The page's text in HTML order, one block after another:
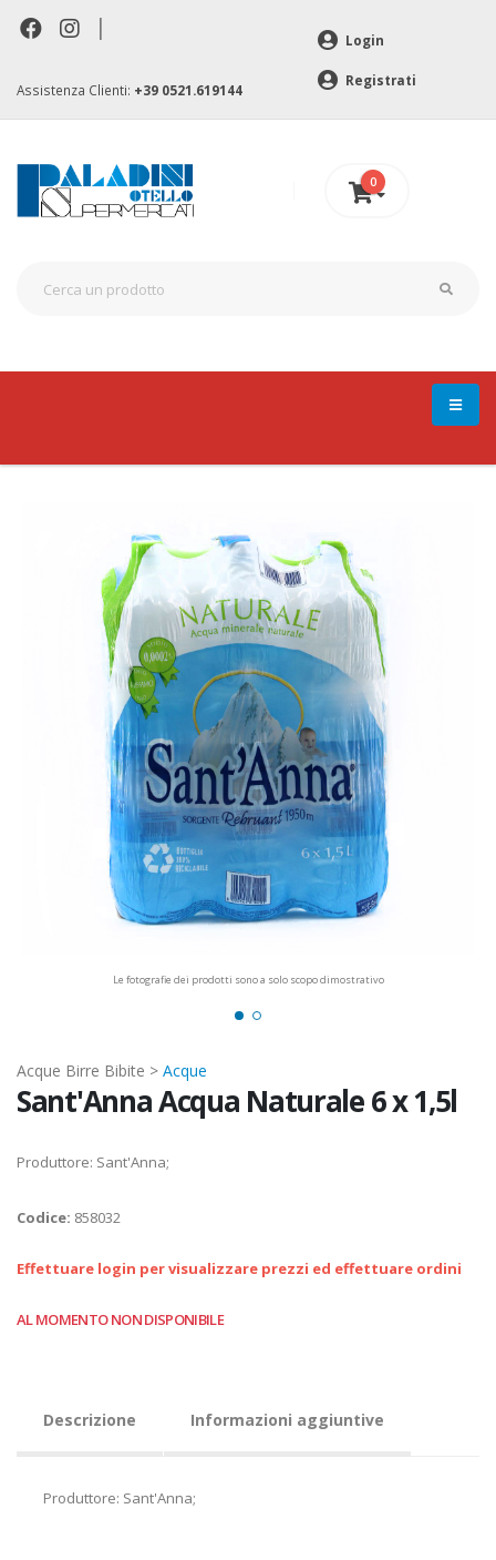
|
Assistenza Clienti: +39 0521.619144
Login
Registrati
0
Le fotografie dei prodotti sono a solo scopo dimostrativo
Acque Birre Bibite > Acque
Sant'Anna Acqua Naturale 6 x 1,5l
Produttore: Sant'Anna;
Codice: 858032
Effettuare login per visualizzare prezzi ed effettuare ordini
AL MOMENTO NON DISPONIBILE
Descrizione Informazioni aggiuntive
Produttore: Sant'Anna;